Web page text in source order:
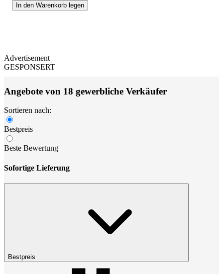
In den Warenkorb legen
Advertisement
GESPONSERT
Angebote von 18 gewerbliche Verkäufer
Sortieren nach:
Bestpreis
Beste Bewertung
Sofortige Lieferung
Bestpreis